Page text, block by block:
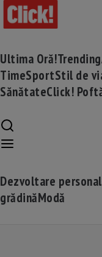
Ultima Oră!Trending
TimeSportStil de
SănătateClick!
Dezvoltare
grădinăModă